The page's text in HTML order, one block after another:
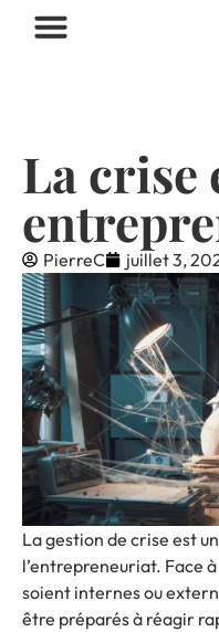
La crise
PierreC juillet 3,
La gestion de crise est
l’entrepreneuriat. Face
soient internes ou
être préparés à réagir